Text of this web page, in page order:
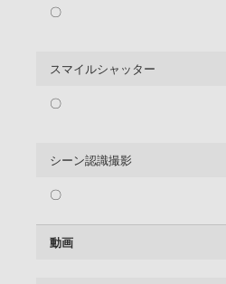
〇
スマイルシャッター
〇
シーン認識撮影
〇
動画